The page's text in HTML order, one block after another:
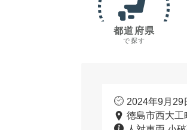
都道府県
で探す
2024年9月29
徳島市西大工